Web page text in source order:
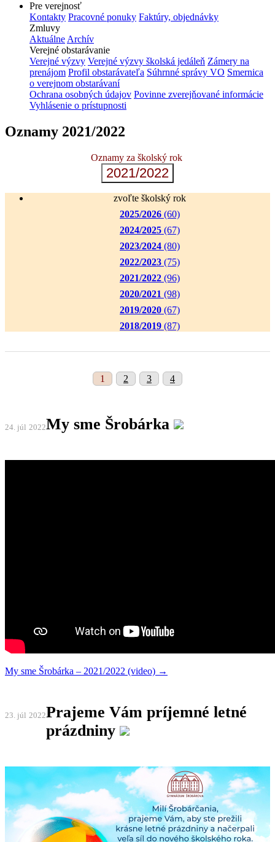
Pre verejnosť
Kontakty Pracovné ponuky Faktúry, objednávky
Zmluvy
Aktuálne Archív
Verejné obstarávanie
Verejné výzvy Verejné výzvy školská jedáleň Zámery na
prenájom Profil obstarávateľa Súhrnné správy VO Smernica
o verejnom obstarávaní
Ochrana osobných údajov Povinne zverejňované informácie
Vyhlásenie o prístupnosti
Oznamy 2021/2022
Oznamy za školský rok
2021/2022
zvoľte školský rok
2025/2026 (60)
2024/2025 (67)
2023/2024 (80)
2022/2023 (75)
2021/2022 (96)
2020/2021 (98)
2019/2020 (67)
2018/2019 (87)
1 2 3 4
24. júl 2022My sme Šrobárka
My sme Šrobárka – 2021/2022 (video) →
23. júl 2022Prajeme Vám príjemné letné
prázdniny